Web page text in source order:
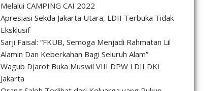
Melalui CAMPING CAI 2022
Apresiasi Sekda Jakarta Utara, LDII Terbuka Tidak
Eksklusif
Sarji Faisal: “FKUB, Semoga Menjadi Rahmatan Lil
Alamin Dan Keberkahan Bagi Seluruh Alam”
Wagub Djarot Buka Muswil VIII DPW LDII DKI
Jakarta